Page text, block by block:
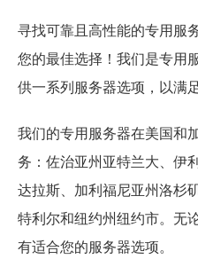
寻找可靠且高性能的专用服
您的最佳选择！我们是专用
供一系列服务器选项，以满
我们的专用服务器在美国和
务：佐治亚州亚特兰大、伊
达拉斯、加利福尼亚州洛杉
特利尔和纽约州纽约市。无
有适合您的服务器选项。